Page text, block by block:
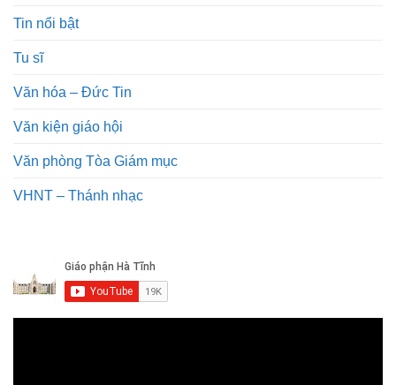
Tin nổi bật
Tu sĩ
Văn hóa – Đức Tin
Văn kiện giáo hội
Văn phòng Tòa Giám mục
VHNT – Thánh nhạc